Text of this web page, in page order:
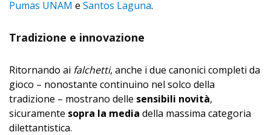
Pumas UNAM e Santos Laguna.
Tradizione e innovazione
Ritornando ai falchetti, anche i due canonici completi da
gioco – nonostante continuino nel solco della
tradizione – mostrano delle sensibili novità,
sicuramente sopra la media della massima categoria
dilettantistica.